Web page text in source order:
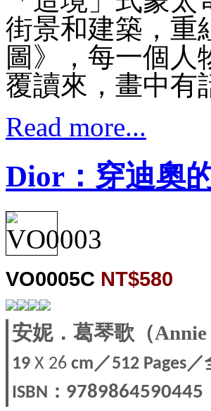
街景和建築，重
圖》，每一個人
覆讀來，畫中有
Read more...
Dior：穿迪奧
VO0005C NT$580
安妮．葛琴歌（
19 X 26cm／512 Pages／
ISBN ： 9789864590445